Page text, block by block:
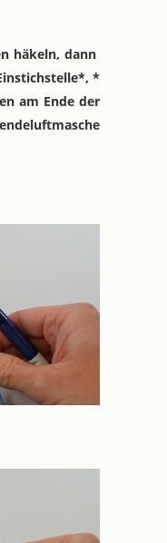
häkeln, dann
*
am Ende der